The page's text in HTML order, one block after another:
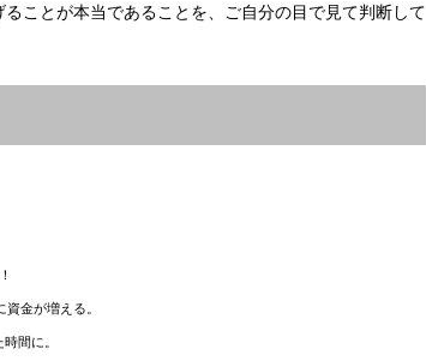
ことが本当であることを、ご自分の目で見て判断して
金が増える。
間に。